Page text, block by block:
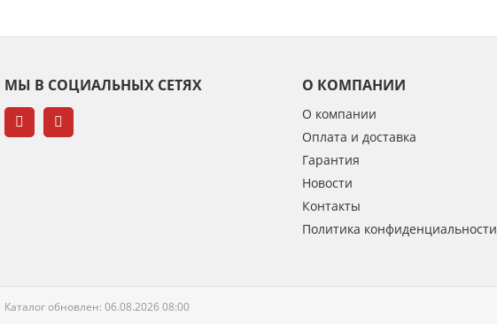
МЫ В СОЦИАЛЬНЫХ СЕТЯХ О КОМПАНИИ
О компании
Оплата и доставка
Гарантия
Новости
Контакты
Политика конфиденциальности
Каталог обновлен: 06.08.2026 08:00